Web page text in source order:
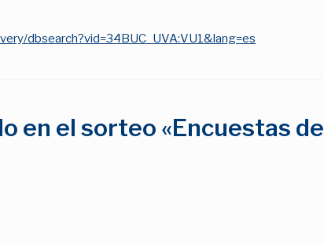
dbsearch?vid=34BUC_UVA:VU1&lang=es
en el sorteo «Encuestas de